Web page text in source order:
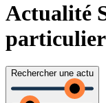
Actualité
Rechercher une actu